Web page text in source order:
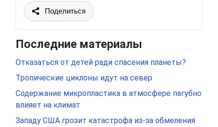
Поделиться
Последние материалы
Отказаться от детей ради спасения планеты?
Тропические циклоны идут на север
Содержание микропластика в атмосфере пагубно
влияет на климат
Западу США грозит катастрофа из-за обмеления